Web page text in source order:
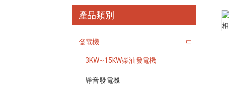
產品類別
發電機
3KW~15KW柴油發電機
靜音發電機